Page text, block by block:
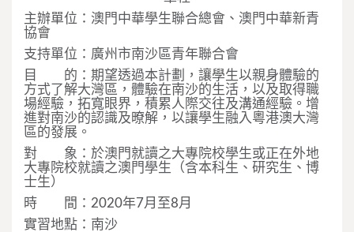
主辦單位：澳門中華學生聯合總會、澳門中華新青
協會
支持單位：廣州市南沙區青年聯合會
目 的：期望透過本計劃，讓學生以親身體驗的
方式了解大灣區，體驗在南沙的生活，以及取得職
場經驗，拓寬眼界，積累人際交往及溝通經驗。增
進對南沙的認識及暸解，以讓學生融入粵港澳大灣
區的發展。
對 象：於澳門就讀之大專院校學生或正在外地
大專院校就讀之澳門學生（含本科生、研究生、博
士生）
時 間：2020年7月至8月
實習地點：南沙